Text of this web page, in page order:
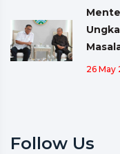
26 May
Follow Us